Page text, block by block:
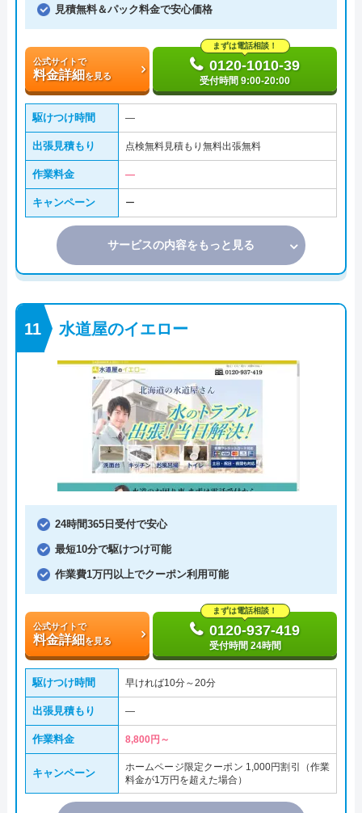
見積無料＆パック料金で安心価格
公式サイトで
料金詳細を見る
まずは電話相談！
0120-1010-39
受付時間 9:00-20:00
駆けつけ時間 ―
出張見積もり 点検無料見積もり無料出張無料
作業料金 ―
キャンペーン ー
サービスの内容をもっと見る
水道屋のイエロー
24時間365日受付で安心
最短10分で駆けつけ可能
作業費1万円以上でクーポン利用可能
公式サイトで
料金詳細を見る
まずは電話相談！
0120-937-419
受付時間 24時間
駆けつけ時間 早ければ10分～20分
出張見積もり ―
作業料金 8,800円～
キャンペーン
ホームページ限定クーポン 1,000円割引（作業
料金が1万円を超えた場合）